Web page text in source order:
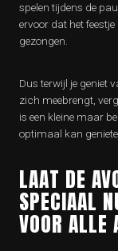
spelen tijdens de
ervoor dat het
gezongen.
Dus terwijl je geniet
zich meebrengt,
is een kleine maar
optimaal kan
LAAT DE
SPECIAAL
VOOR ALLE